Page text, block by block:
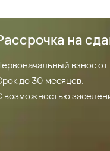
на
взнос
до 30 месяцев.
возможностью